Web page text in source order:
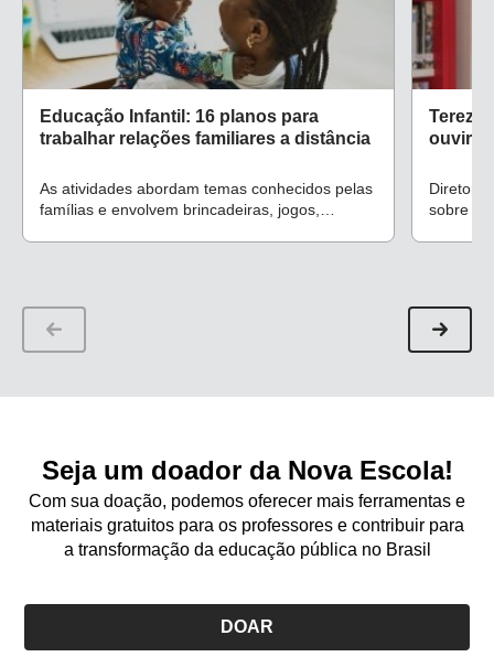
Educação Infantil: 16 planos para
trabalhar relações familiares a distância
As atividades abordam temas conhecidos pelas
famílias e envolvem brincadeiras, jogos,
Tereza
ouvir
Diretora
sobre a
Seja um doador da Nova Escola!
Com sua doação, podemos oferecer mais ferramentas e
materiais gratuitos para os professores e contribuir para
a transformação da educação pública no Brasil
DOAR